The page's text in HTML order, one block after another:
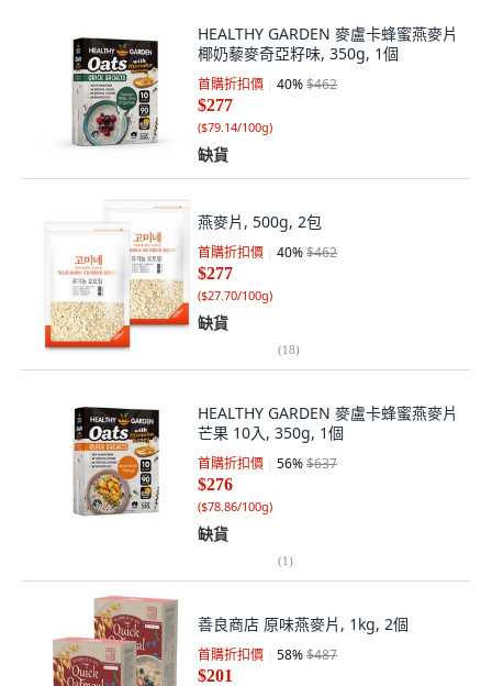
HEALTHY GARDEN 麥盧卡蜂蜜燕麥片
椰奶藜麥奇亞籽味, 350g, 1個
首購折扣價 40%$462
$277
($79.14/100g)
缺貨
燕麥片, 500g, 2包
首購折扣價 40%$462
$277
($27.70/100g)
缺貨
(18)
HEALTHY GARDEN 麥盧卡蜂蜜燕麥片
芒果 10入, 350g, 1個
首購折扣價 56%$637
$276
($78.86/100g)
缺貨
(1)
善良商店 原味燕麥片, 1kg, 2個
首購折扣價 58%$487
$201